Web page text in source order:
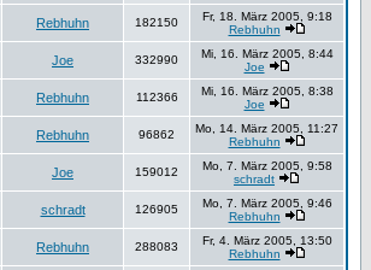
Rebhuhn 182150
Fr, 18. März 2005, 9:18
Rebhuhn
Joe 332990
Mi, 16. März 2005, 8:44
Joe
Rebhuhn 112366
Mi, 16. März 2005, 8:38
Joe
Rebhuhn 96862
Mo, 14. März 2005, 11:27
Rebhuhn
Joe 159012
Mo, 7. März 2005, 9:58
schradt
schradt 126905
Mo, 7. März 2005, 9:46
Rebhuhn
Rebhuhn 288083
Fr, 4. März 2005, 13:50
Rebhuhn